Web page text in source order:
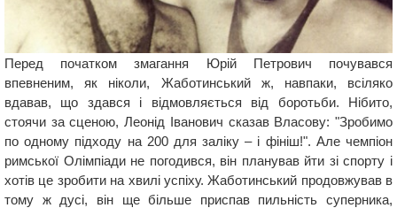
Перед початком змагання Юрій Петрович почувався
впевненим, як ніколи, Жаботинський ж, навпаки, всіляко
вдавав, що здався і відмовляється від боротьби. Нібито,
стоячи за сценою, Леонід Іванович сказав Власову: "Зробимо
по одному підходу на 200 для заліку – і фініш!". Але чемпіон
римської Олімпіади не погодився, він планував йти зі спорту і
хотів це зробити на хвилі успіху. Жаботинський продовжував в
тому ж дусі, він ще більше приспав пильність суперника,